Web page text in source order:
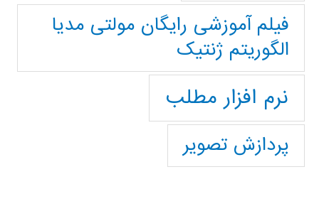
فیلم آموزشی رایگان مولتی مدیا
الگوریتم ژنتیک
نرم افزار مطلب
پردازش تصویر